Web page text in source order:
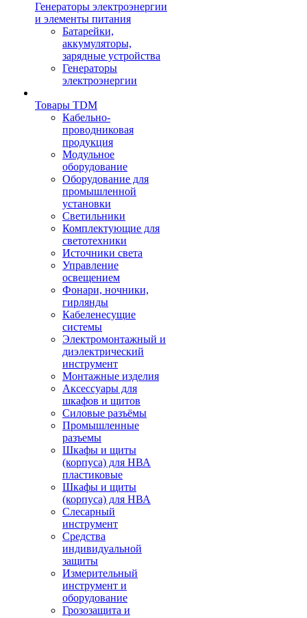
Генераторы электроэнергии
и элементы питания
Батарейки,
аккумуляторы,
зарядные устройства
Генераторы
электроэнергии
Товары TDM
Кабельно-
проводниковая
продукция
Модульное
оборудование
Оборудование для
промышленной
установки
Светильники
Комплектующие для
светотехники
Источники света
Управление
освещением
Фонари, ночники,
гирлянды
Кабеленесущие
системы
Электромонтажный и
диэлектрический
инструмент
Монтажные изделия
Аксессуары для
шкафов и щитов
Силовые разъёмы
Промышленные
разъемы
Шкафы и щиты
(корпуса) для НВА
пластиковые
Шкафы и щиты
(корпуса) для НВА
Слесарный
инструмент
Средства
индивидуальной
защиты
Измерительный
инструмент и
оборудование
Грозозащита и